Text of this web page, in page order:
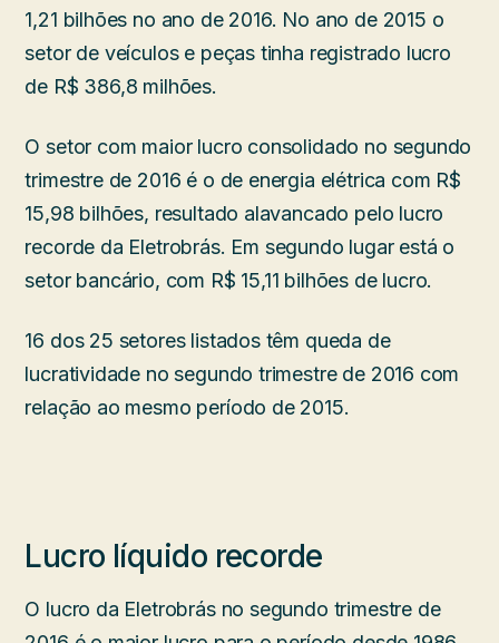
1,21 bilhões no ano de 2016. No ano de 2015 o
setor de veículos e peças tinha registrado lucro
de R$ 386,8 milhões.
O setor com maior lucro consolidado no segundo
trimestre de 2016 é o de energia elétrica com R$
15,98 bilhões, resultado alavancado pelo lucro
recorde da Eletrobrás. Em segundo lugar está o
setor bancário, com R$ 15,11 bilhões de lucro.
16 dos 25 setores listados têm queda de
lucratividade no segundo trimestre de 2016 com
relação ao mesmo período de 2015.
Lucro líquido recorde
O lucro da Eletrobrás no segundo trimestre de